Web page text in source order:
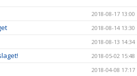
2018-08-17 13:00
2018-08-14 13:30
2018-08-13 14:34
2018-05-02 15:48
2018-04-08 17:17